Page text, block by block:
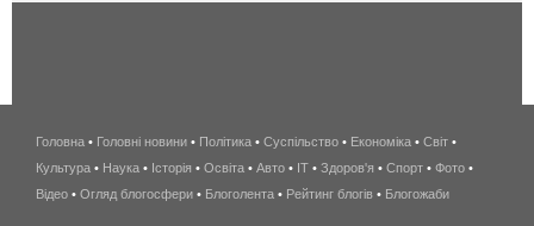
беспроводной
интернет
киев
Головна • Головні новини • Політика • Суспільство • Економіка • Світ •
Культура • Наука • Історія • Освіта • Авто • IT • Здоров'я • Спорт • Фото •
Відео • Огляд блогосфери • Блоголента • Рейтинг блогів • Блогожаби